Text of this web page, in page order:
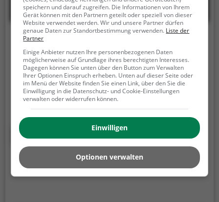
Himalaya Laternchen
Danziger Platz 2-4, 60314 Frankfurt am Main
Im Himalaya Laternchen in Frankfurt am Main erlebt
man eine harmonische Verschmelzung von indisch-
ayurvedischer Küche und familiärem
Wohnzimmerambiente. Hier kann man in den
Genuss von indischen, asiatischen, vegetarischen
und veganen Gerichten kommen, die mit frischen
Zutaten zubereitet werden. Die vielfältige Auswahl
an Cocktails und gesunden, pflanzlichen Speisen
sorgt dafür, dass für jeden Geschmack etwas dabei
ist. Das Restaurant lädt dazu ein, in gemütlicher
Mehr erfahren
speichern und darauf zugreifen. Die Informationen von Ihrem
Gerät können mit den Partnern geteilt oder speziell von dieser
Website verwendet werden. Wir und unsere Partner dürfen
genaue Daten zur Standortbestimmung verwenden. Liste der
Partner
Einige Anbieter nutzen Ihre personenbezogenen Daten
möglicherweise auf Grundlage ihres berechtigten Interesses.
Dagegen können Sie unten über den Button zum Verwalten
Ihrer Optionen Einspruch erheben. Unten auf dieser Seite oder
im Menü der Website finden Sie einen Link, über den Sie die
Einwilligung in die Datenschutz- und Cookie-Einstellungen
verwalten oder widerrufen können.
Einwilligen
Optionen verwalten